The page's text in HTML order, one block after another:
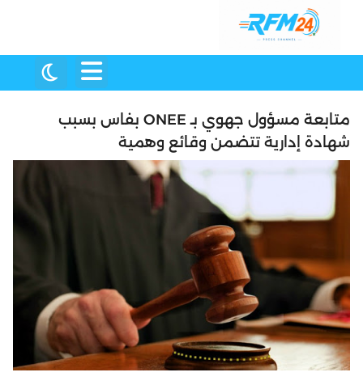
متابعة مسؤول جهوي بـ ONEE بفاس بسبب
شهادة إدارية تتضمن وقائع وهمية